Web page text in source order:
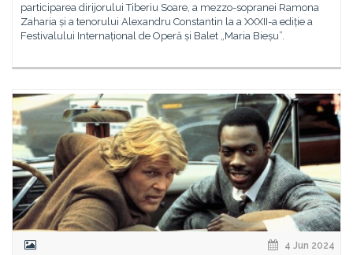
participarea dirijorului Tiberiu Soare, a mezzo-sopranei Ramona
Zaharia și a tenorului Alexandru Constantin la a XXXII-a ediție a
Festivalului Internațional de Operă și Balet „Maria Bieșu”.
4 Jun 2024